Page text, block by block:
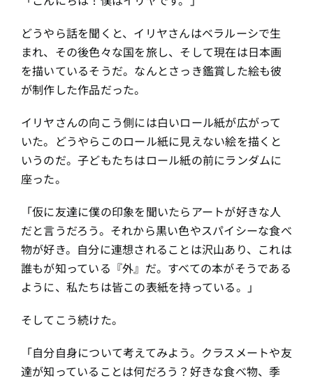
どうやら話を聞くと、イリヤさんはベラルーシで生
まれ、その後色々な国を旅し、そして現在は日本画
を描いているそうだ。なんとさっき鑑賞した絵も彼
が制作した作品だった。
イリヤさんの向こう側には白いロール紙が広がって
いた。どうやらこのロール紙に見えない絵を描くと
いうのだ。子どもたちはロール紙の前にランダムに
座った。
「仮に友達に僕の印象を聞いたらアートが好きな人
だと言うだろう。それから黒い色やスパイシーな食べ
物が好き。自分に連想されることは沢山あり、これは
誰もが知っている『外』だ。すべての本がそうである
ように、私たちは皆この表紙を持っている。」
そしてこう続けた。
「自分自身について考えてみよう。クラスメートや友
達が知っていることは何だろう？好きな食べ物、季